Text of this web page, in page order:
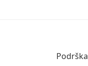
Podrška